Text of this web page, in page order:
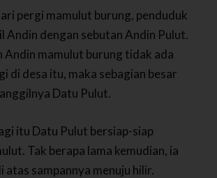
pergi mamulut burung, penduduk
Andin dengan sebutan Andin Pulut.
Andin mamulut burung tidak ada
di desa itu, maka sebagian besar
Datu Pulut.
itu Datu Pulut bersiap-siap
Tak berapa lama kemudian, ia
atas sampannya menuju hilir.